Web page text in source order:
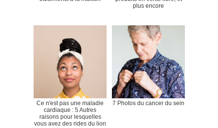
plus encore
Ce n'est pas une maladie
cardiaque : 5 Autres
raisons pour lesquelles
vous avez des rides du lion
7 Photos du cancer du sein